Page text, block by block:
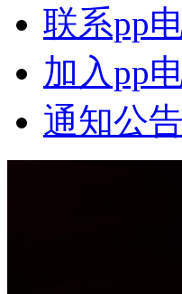
联系pp
加入pp
通知公告